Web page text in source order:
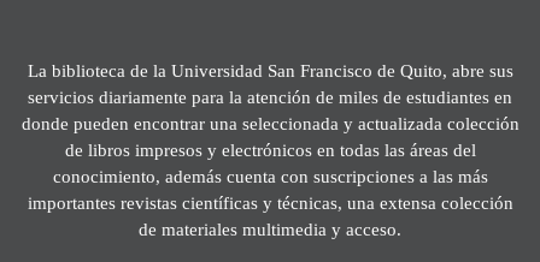
La biblioteca de la Universidad San Francisco de Quito, abre sus
servicios diariamente para la atención de miles de estudiantes en
donde pueden encontrar una seleccionada y actualizada colección
de libros impresos y electrónicos en todas las áreas del
conocimiento, además cuenta con suscripciones a las más
importantes revistas científicas y técnicas, una extensa colección
de materiales multimedia y acceso.